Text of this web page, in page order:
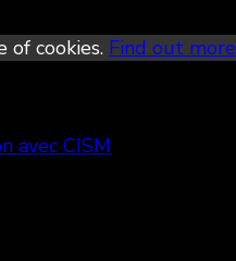
of cookies. Find out more
avec CISM